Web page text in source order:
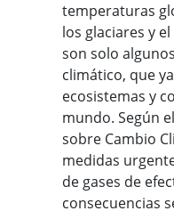
temperaturas
los glaciares y
son solo
climático, que
ecosistemas y
mundo. Según
sobre Cambio
medidas
de gases de
consecuencias